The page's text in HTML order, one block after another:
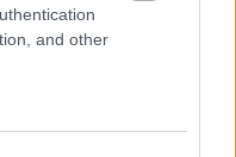
and other
megfigyelésem